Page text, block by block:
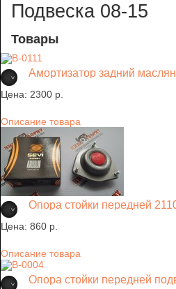
Подвеска 08-15
Товары
Амортизатор задний
Цена: 2300 p.
Описание товара
Опора стойки передней
Цена: 860 p.
Описание товара
Опора стойки передней